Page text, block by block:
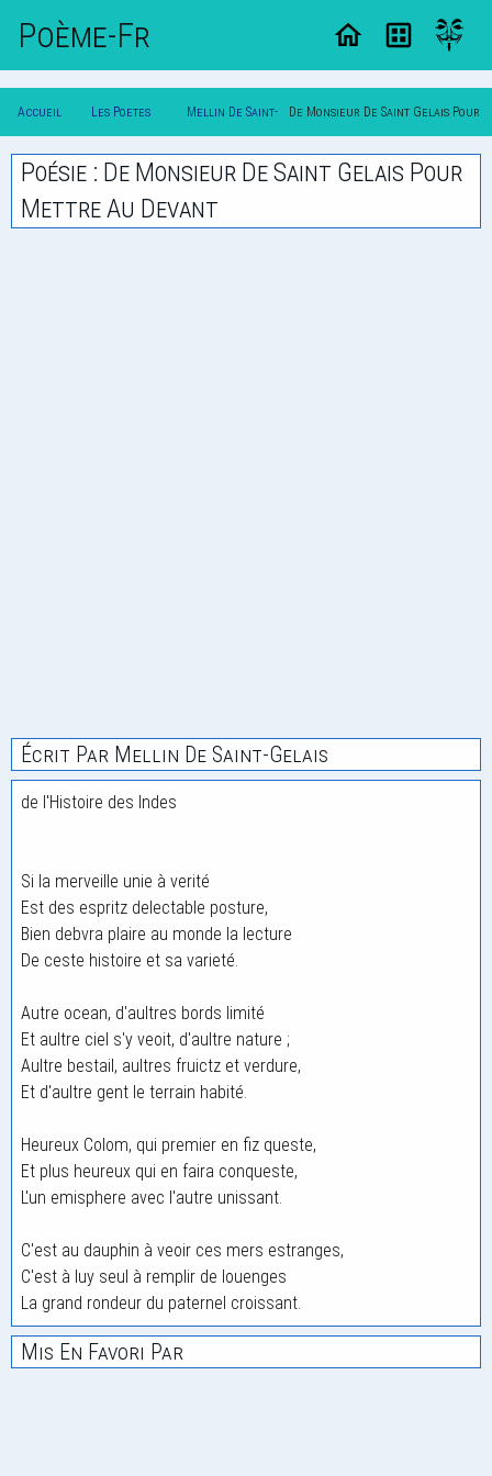
Poème-Fr
Accueil
Poesie
Les Poetes
Classique
Mellin De Saint- De Monsieur De Saint Gelais Pour
Mettre Au Devant
Poésie : De Monsieur De Saint Gelais Pour
Mettre Au Devant
Écrit Par Mellin De Saint-Gelais
de l'Histoire des Indes
Si la merveille unie à verité
Est des espritz delectable posture,
Bien debvra plaire au monde la lecture
De ceste histoire et sa varieté.
Autre ocean, d'aultres bords limité
Et aultre ciel s'y veoit, d'aultre nature ;
Aultre bestail, aultres fruictz et verdure,
Et d'aultre gent le terrain habité.
Heureux Colom, qui premier en fiz queste,
Et plus heureux qui en faira conqueste,
L'un emisphere avec l'autre unissant.
C'est au dauphin à veoir ces mers estranges,
C'est à luy seul à remplir de louenges
La grand rondeur du paternel croissant.
Mis En Favori Par